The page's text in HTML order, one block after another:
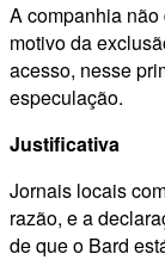
A companhia
motivo da
acesso, nesse
especulação.
Justificativa
Jornais locais
razão, e a
de que o Bard